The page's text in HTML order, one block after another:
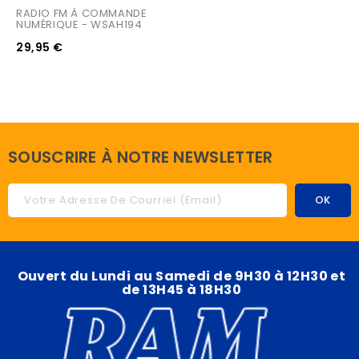
RADIO FM À COMMANDE
NUMÉRIQUE - WSAH194
29,95 €
SOUSCRIRE À NOTRE NEWSLETTER
Ouvert du Lundi au Samedi de 9H30 à 12H30 et
de 13H45 à 18H30